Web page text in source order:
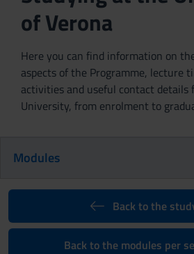
of Verona
Here you can find information on
aspects of the Programme, lecture
activities and useful contact
University, from enrolment to
Modules
Back to the
Back to the modules per